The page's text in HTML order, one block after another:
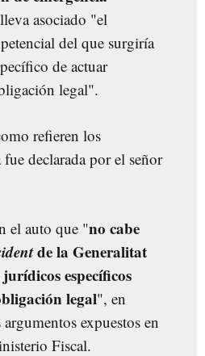
asociado "el
del que surgiría
de actuar
legal".
refieren los
declarada por el señor
el auto que "no cabe
de la Generalitat
específicos
legal", en
expuestos en
Fiscal.